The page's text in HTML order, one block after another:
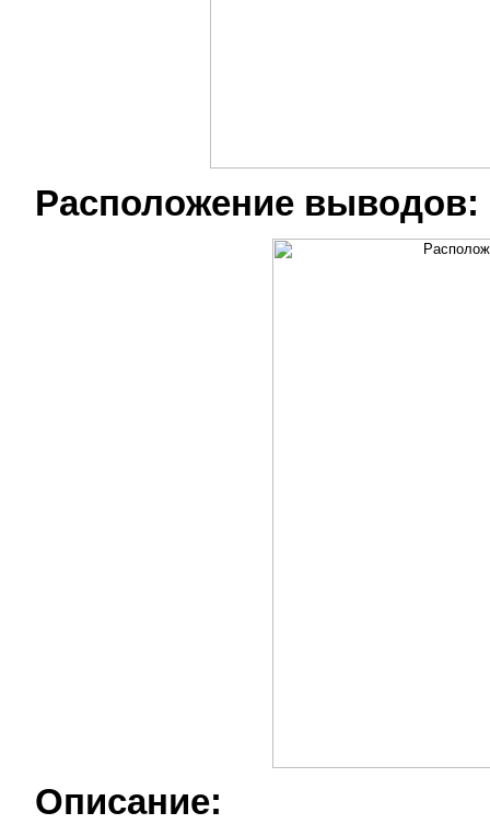
Расположение выводов:
Описание: